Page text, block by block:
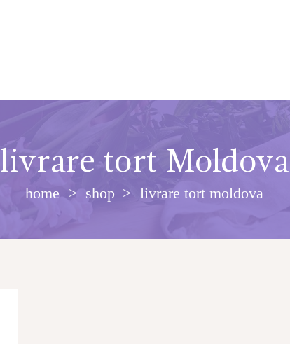
livrare tort Moldova
home shop livrare tort moldova